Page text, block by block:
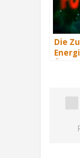
Die